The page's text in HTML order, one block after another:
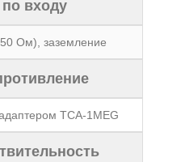
по входу
Ом), заземление
TCA-1MEG